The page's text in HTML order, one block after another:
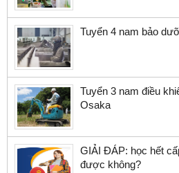
Tuyển 4 nam bảo
Tuyển 3 nam điều
Osaka
GIẢI ĐÁP: học hết
được không?